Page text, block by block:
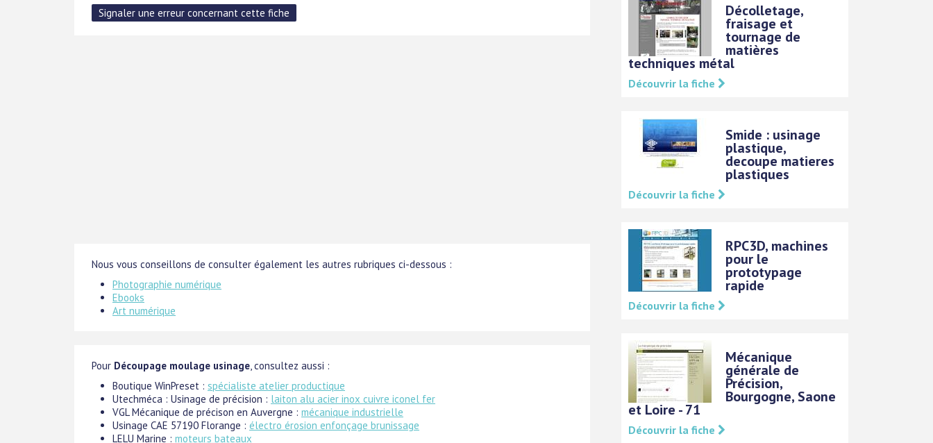
Nous vous conseillons de consulter également les autres rubriques ci-dessous :
Photographie numérique
Ebooks
Art numérique
Pour Découpage moulage usinage , consultez aussi :
Boutique WinPreset : spécialiste atelier productique
Utechméca : Usinage de précision : laiton alu acier inox cuivre iconel fer
VGL Mécanique de précison en Auvergne : mécanique industrielle
Usinage CAE 57190 Florange : électro érosion enfonçage brunissage
LELU Marine : moteurs bateaux
Décolletage,
fraisage et
tournage de
matières
techniques métal
Découvrir la fiche
Smide : usinage
plastique,
decoupe matieres
plastiques
Découvrir la fiche
RPC3D, machines
pour le
prototypage
rapide
Découvrir la fiche
Mécanique
générale de
Précision,
Bourgogne, Saone
et Loire - 71
Découvrir la fiche